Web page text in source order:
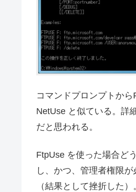
コマンドプロンプトか
NetUse と似ている。詳
だと思われる。
FtpUse を使った場合ど
し、かつ、管理者権限
（結果として挫折した）